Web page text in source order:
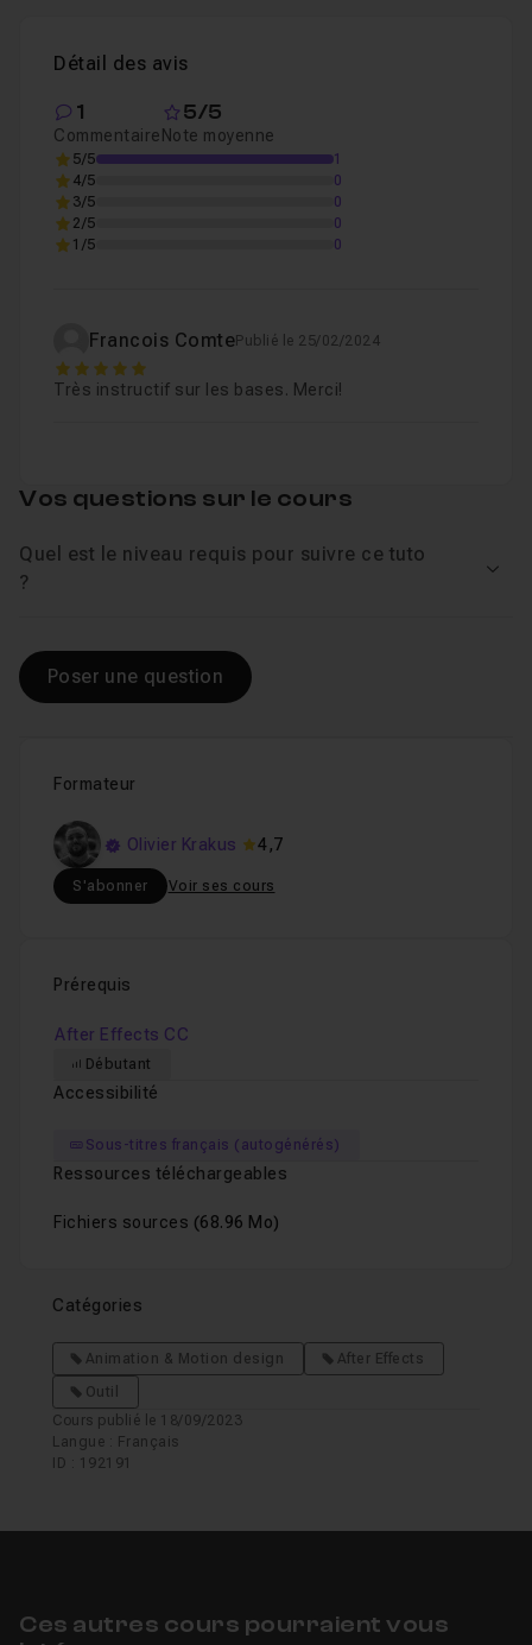
Détail des avis
1
Commentaire
5/5
Note moyenne
5/5
1
4/5
0
3/5
0
2/5
0
1/5
0
Francois ComtePublié le 25/02/2024
5
Très instructif sur les bases. Merci!
Formateur
Olivier Krakus 4,7
S'abonner Voir ses cours
Prérequis
After Effects CC
Débutant
Accessibilité
Sous-titres français (autogénérés)
Ressources téléchargeables
Fichiers sources (68.96 Mo)
Catégories
Animation & Motion design
After Effects
Outil
Cours publié le 18/09/2023
Langue : Français
ID : 192191
Vos questions sur le cours
Quel est le niveau requis pour suivre ce tuto
?
Poser une question
Ces autres cours pourraient vous